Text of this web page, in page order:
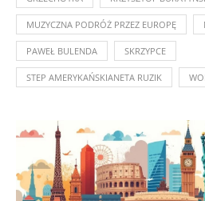
MUZYCZNA PODRÓŻ PRZEZ EUROPĘ
PAWEŁ BULENDA SKRZYPCE
STEP AMERYKAŃSKIANETA RUZIK